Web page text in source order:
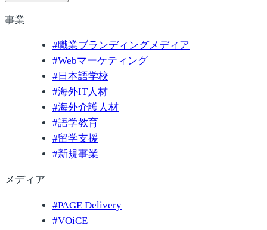
事業
#職業ブランディングメディア
#Webマーケティング
# 日本語学校
#海外IT人材
#海外介護人材
#語学教育
#留学支援
#新規事業
メディア
#PAGE Delivery
#VOiCE